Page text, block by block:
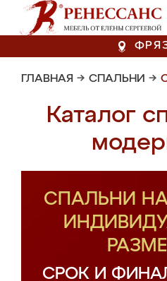
ГЛАВНАЯ → СПАЛЬНИ →
Каталог
СПАЛЬНИ
СРОК И